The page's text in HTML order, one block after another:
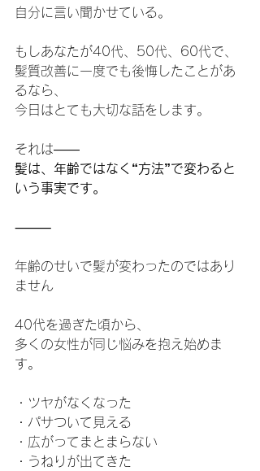
自分に言い聞かせている。
もしあなたが40代、50代、60代で、
髪質改善に一度でも後悔したことがあ
るなら、
今日はとても大切な話をします。
それは――
髪は、年齢ではなく“方法”で変わると
いう事実です。
⸻
年齢のせいで髪が変わったのではあり
ません
40代を過ぎた頃から、
多くの女性が同じ悩みを抱え始めま
す。
・ツヤがなくなった
・パサついて見える
・広がってまとまらない
・うねりが出てきた